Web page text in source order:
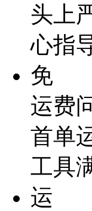
头上
心指
免
运费
首单
工具
运